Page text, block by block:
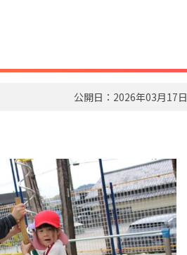
公開日：2026年03月17日